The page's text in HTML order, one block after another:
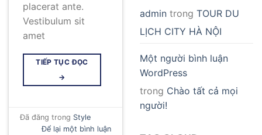
placerat ante.
Vestibulum sit
amet
TIẾP TỤC ĐỌC
→
Đã đăng trong Style
Để lại một bình luận
admin trong TOUR DU
LỊCH CITY HÀ NỘI
Một người bình luận
WordPress
trong Chào tất cả mọi
người!